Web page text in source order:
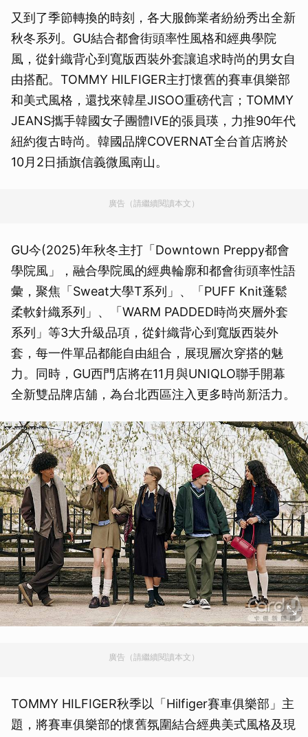
又到了季節轉換的時刻，各大服飾業者紛紛秀出全新
秋冬系列。GU結合都會街頭率性風格和經典學院
風，從針織背心到寬版西裝外套讓追求時尚的男女自
由搭配。TOMMY HILFIGER主打懷舊的賽車俱樂部
和美式風格，還找來韓星JISOO重磅代言；TOMMY
JEANS攜手韓國女子團體IVE的張員瑛，力推90年代
紐約復古時尚。韓國品牌COVERNAT全台首店將於
10月2日插旗信義微風南山。
廣告（請繼續閱讀本文）
GU今(2025)年秋冬主打「Downtown Preppy都會
學院風」，融合學院風的經典輪廓和都會街頭率性語
彙，聚焦「Sweat大學T系列」、「PUFF Knit蓬鬆
柔軟針織系列」、「WARM PADDED時尚夾層外套
系列」等3大升級品項，從針織背心到寬版西裝外
套，每一件單品都能自由組合，展現層次穿搭的魅
力。同時，GU西門店將在11月與UNIQLO聯手開幕
全新雙品牌店舖，為台北西區注入更多時尚新活力。
廣告（請繼續閱讀本文）
TOMMY HILFIGER秋季以「Hilfiger賽車俱樂部」主
題，將賽車俱樂部的懷舊氛圍結合經典美式風格及現